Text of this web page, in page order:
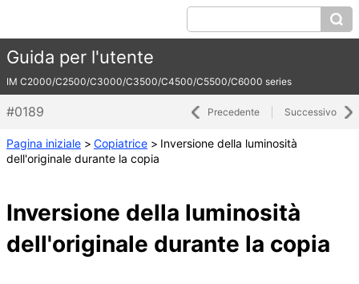
Guida per l'utente
IM C2000/C2500/C3000/C3500/C4500/C5500/C6000 series
#0189 Precedente Successivo
Pagina iniziale > Copiatrice > Inversione della luminosità
dell'originale durante la copia
Inversione della luminosità
dell'originale durante la copia